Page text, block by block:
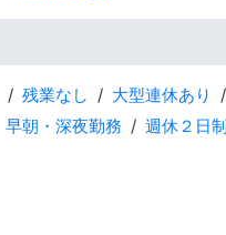
残業なし
大型連休あり
早朝・深夜勤務
週休２日